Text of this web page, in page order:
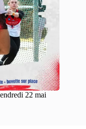
22 mai